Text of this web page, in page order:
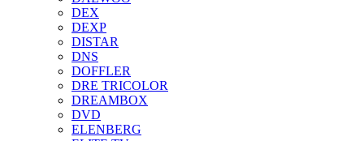
DEX
DEXP
DISTAR
DNS
DOFFLER
DRE TRICOLOR
DREAMBOX
DVD
ELENBERG